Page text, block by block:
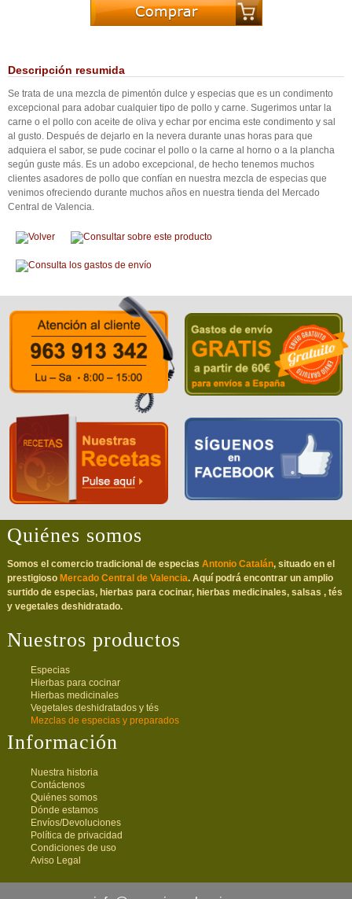
Descripción resumida
Se trata de una mezcla de pimentón dulce y especias que es un condimento
excepcional para adobar cualquier tipo de pollo y carne. Sugerimos untar la
carne o el pollo con aceite de oliva y echar por encima este condimento y sal
al gusto. Después de dejarlo en la nevera durante unas horas para que
adquiera el sabor, se pude cocinar el pollo o la carne al horno o a la plancha
según guste más. Es un adobo excepcional, de hecho tenemos muchos
clientes asadores de pollo que confían en nuestra mezcla de especias que
venimos ofreciendo durante muchos años en nuestra tienda del Mercado
Central de Valencia.
Quiénes somos
Somos el comercio tradicional de especias Antonio Catalán, situado en el
prestigioso Mercado Central de Valencia. Aquí podrá encontrar un amplio
surtido de especias, hierbas para cocinar, hierbas medicinales, salsas , tés
y vegetales deshidratado.
Nuestros productos
Especias
Hierbas para cocinar
Hierbas medicinales
Vegetales deshidratados y tés
Mezclas de especias y preparados
Información
Nuestra historia
Contáctenos
Quiénes somos
Dónde estamos
Envíos/Devoluciones
Política de privacidad
Condiciones de uso
Aviso Legal